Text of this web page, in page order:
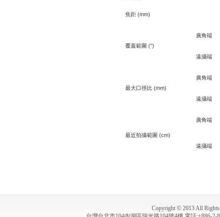
焦距 (mm)
覆蓋範圍 (°)
廣角端
遠攝端
最大口徑比 (mm)
廣角端
遠攝端
最近拍攝範圍 (cm)
廣角端
遠攝端
Copyright © 2013 All